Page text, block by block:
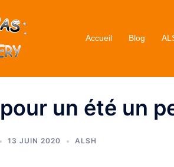
Accueil Blog
un été un
13 JUIN 2020 ALSH